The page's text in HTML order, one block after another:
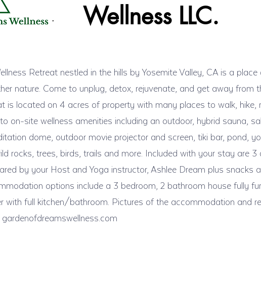
Wellness LLC.
Retreat nestled in the hills by Yosemite Valley, CA is a
nature. Come to unplug, detox, rejuvenate, and get away from
is located on 4 acres of property with many places to walk, hike,
on-site wellness amenities including an outdoor, hybrid sauna,
dome, outdoor movie projector and screen, tiki bar, pond,
rocks, trees, birds, trails and more. Included with your stay are 3
by your Host and Yoga instructor, Ashlee Dream plus snacks
options include a 3 bedroom, 2 bathroom house fully
with full kitchen/bathroom. Pictures of the accommodation and